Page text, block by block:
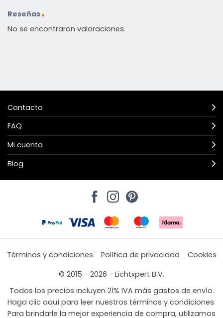
Reseñas
No se encontraron valoraciones.
Contacto
FAQ
Mi cuenta
Blog
Términos y condiciones Política de privacidad
Cookies
© 2015 - 2026 - Lichtxpert B.V.
Todos los precios incluyen 21% IVA más gastos de envío.
Haga clic aquí para leer nuestros términos y condiciones.
Para brindarle la mejor experiencia de compra, utilizamos